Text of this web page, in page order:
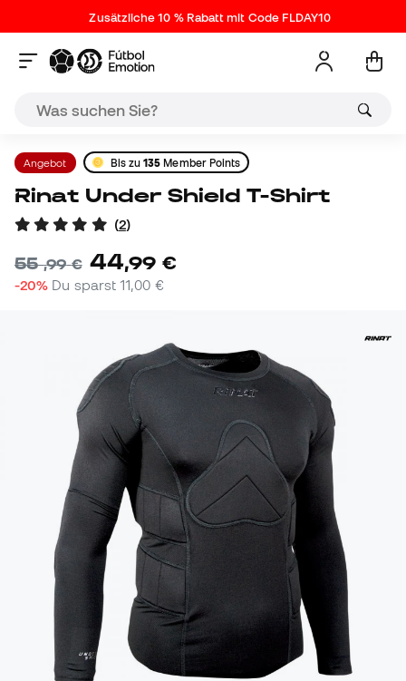
Zusätzliche 10 % Rabatt mit Code FLDAY10
Angebot Bis zu135 Member Points
Rinat Under Shield T-Shirt
(2)
55,99 € 44,99 €
-20% Du sparst11,00 €